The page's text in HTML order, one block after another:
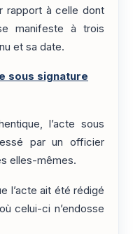
rapport à celle dont
manifeste à trois
et sa date.
sous signature
l’acte sous
par un officier
elles-mêmes.
l’acte ait été rédigé
celui-ci n’endosse